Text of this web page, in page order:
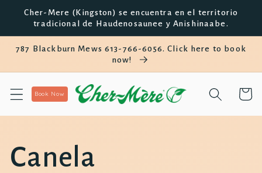
saltar al
contenido
Cher-Mere (Kingston) se encuentra en el territorio
tradicional de Haudenosaunee y Anishinaabe.
787 Blackburn Mews 613-766-6056. Click here to book
now!
Book Now Carro
Canela